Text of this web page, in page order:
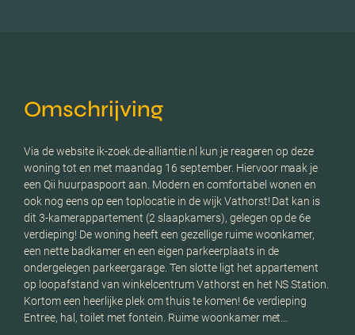
Omschrijving
Via de website ik-zoek.de-alliantie.nl kun je reageren op deze
woning tot en met maandag 16 september. Hiervoor maak je
een Qii huurpaspoort aan. Modern en comfortabel wonen en
ook nog eens op een toplocatie in de wijk Vathorst! Dat kan is
dit 3-kamerappartement (2 slaapkamers), gelegen op de 6e
verdieping! De woning heeft een gezellige ruime woonkamer,
een nette badkamer en een eigen parkeerplaats in de
ondergelegen parkeergarage. Ten slotte ligt het appartement
op loopafstand van winkelcentrum Vathorst en het NS Station.
Kortom een heerlijke plek om thuis te komen! 6e verdieping
Entree, hal, toilet met fontein. Ruime woonkamer met…